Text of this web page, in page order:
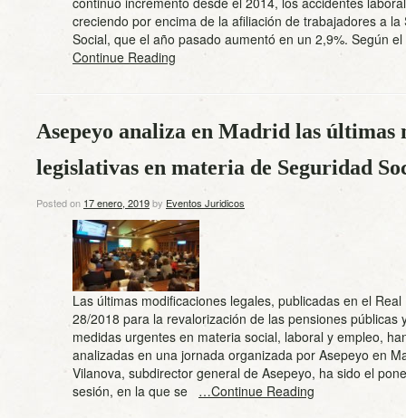
creciendo por encima de la afiliación de trabajadores a la
Social, que el año pasado aumentó en un 2,9%. Según
Continue Reading
Asepeyo analiza en Madrid las últimas
legislativas en materia de Seguridad
Posted on 17 enero, 2019by Eventos Juridicos
Las últimas modificaciones legales, publicadas en el
28/2018 para la revalorización de las pensiones públicas
medidas urgentes en materia social, laboral y empleo,
analizadas en una jornada organizada por Asepeyo en
Vilanova, subdirector general de Asepeyo, ha sido el
sesión, en la que se …Continue Reading